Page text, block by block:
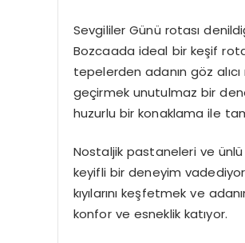
Sevgililer Günü rotası
Bozcaada ideal bir keşif
tepelerden adanın göz
geçirmek unutulmaz bir
huzurlu bir konaklama ile
Nostaljik pastaneleri ve
keyifli bir deneyim
kıyılarını keşfetmek ve
konfor ve esneklik katıyor.